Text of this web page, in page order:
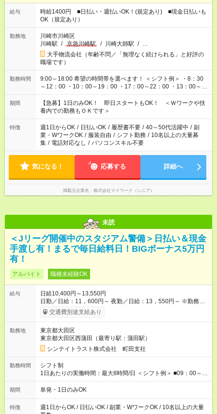
給与
時給1400円 ■日払い・週払いOK！(規定あり) ■現金日払いも
OK（規定あり）
勤務地
川崎市川崎区
川崎駅 / 京急川崎駅 / 川崎大師駅 / …
大手物流会社（年齢不問／「無理なく続けられる」と好評の
職場です）
勤務時間
9:00～18:00 希望の時間帯を選べます！ ＜シフト例＞ ・8：30
～12：00 ・10：00～19：00 ・17：00～22：00 ・13：00～
22：00 ・22：00～翌6：00 など
期間
【急募】1日のみOK！ 即日スタートもOK！ ＜Ｗワークや扶
養内での勤務もＯＫです＞
特徴 週1日からOK / 日払いOK / 履歴書不要 / 40～50代活躍中 / 副
業・WワークOK / 服装自由 / シフト勤務 / 10名以上の大量募
集 / 電話対応なし / パソコンスキル不要
気になる！ 応募する 詳細へ
掲載元企業名 株式会社マイワーク（シニア）
未読
＜Jリーグ開催中のスタジアム警備＞日払い＆現金
手渡し有！まるで毎日給料日！BIGボーナス5万円
有！
アルバイト 職種未経験OK
給与
日給10,400円～13,550円
日勤／日給：11，600円～ 夜勤／日給：13，550円～ ※勤務数
が週2日以下の場合 日勤／日給：10，400円 夜勤／日給：12，
350円 ■交通費別途全額支給 ※規定あり ■支払方法：日払い └日
⇒希望をお聞かせください♪ ■各種資格手当あり ■残業手当あり ■
日給保障あり └早く終わっても”全額”支給！ ・－・－・ ≪ 法定
研修 ≫ 研修時の給与： 日給10，000円×3日間（24時間） ＝研
修費として合計30，000円支給 ＋交通費全額支給 ※規定あり
【試用期間】試用期間なし
交通費別途支給あり
勤務地
東京都大田区
東京都大田区西蒲田（最寄り駅：蒲田駅）
シンテイトラスト株式会社 町田支社
勤務時間
シフト制
1日あたりの実働時間：最大8時間/日 ＜シフト例＞ ■09：00～
18：00 ■20：00～翌5：00 など！ 上記時間内で、 実働8時
間・休憩1時間／日
期間 単発・1日のみOK
特徴
週1日からOK / 日払いOK / 副業・WワークOK / 10名以上の大量